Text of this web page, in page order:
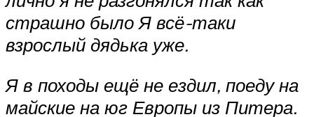
страшно было Я всё-таки
взрослый дядька уже.
Я в походы ещё не ездил, поеду на
майские на юг Европы из Питера.